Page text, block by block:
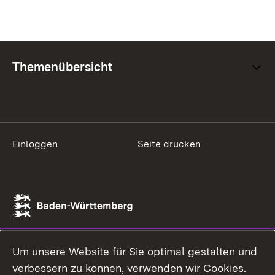
Themenübersicht
Einloggen Seite drucken
Um unsere Website für Sie optimal gestalten und
verbessern zu können, verwenden wir Cookies.